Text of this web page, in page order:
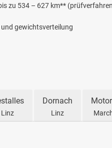
zu 534 – 627 km**
gewichtsverteilung
Linz
Dornach
Linz